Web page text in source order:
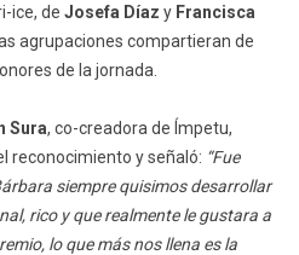
ice, de Josefa Díaz y Francisca
agrupaciones compartieran de
de la jornada.
Sura, co-creadora de Ímpetu,
reconocimiento y señaló: “Fue
siempre quisimos desarrollar
rico y que realmente le gustara a
lo que más nos llena es la